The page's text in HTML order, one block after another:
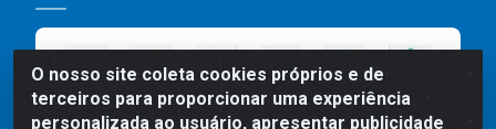
O nosso site coleta cookies próprios e de
terceiros para proporcionar uma experiência
personalizada ao usuário, apresentar publicidade